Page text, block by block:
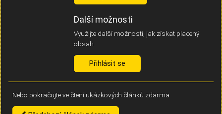
Díky němu příště poznáme, že se jedná o stejné zařízení, a
Identifikátor je zcela anonymní.
Vaše souhlasy a odmítnutí si ukládáme do vašeho zařízení, abychom se
vás už příště znovu neptali. Můžete je kdykoli později upravit ve Správě
Další možnosti
Využijte další možnosti, jak získat placený
obsah
Přihlásit se
Nebo pokračujte ve čtení ukázkových článků zdarma